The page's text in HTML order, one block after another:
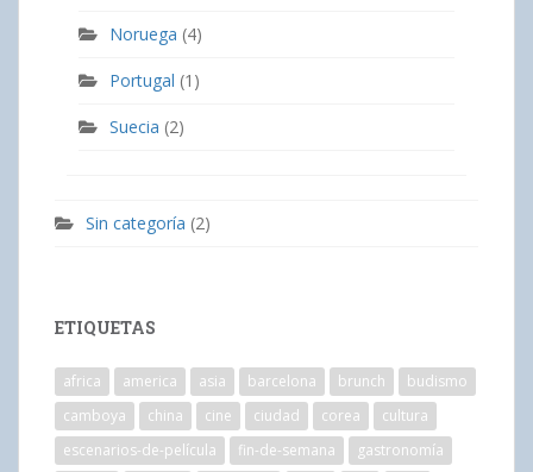
Noruega (4)
Portugal (1)
Suecia (2)
Sin categoría (2)
ETIQUETAS
africa america asia barcelona brunch
budismo
camboya
china cine ciudad corea
cultura
escenarios-de-película
fin-de-semana
gastronomía